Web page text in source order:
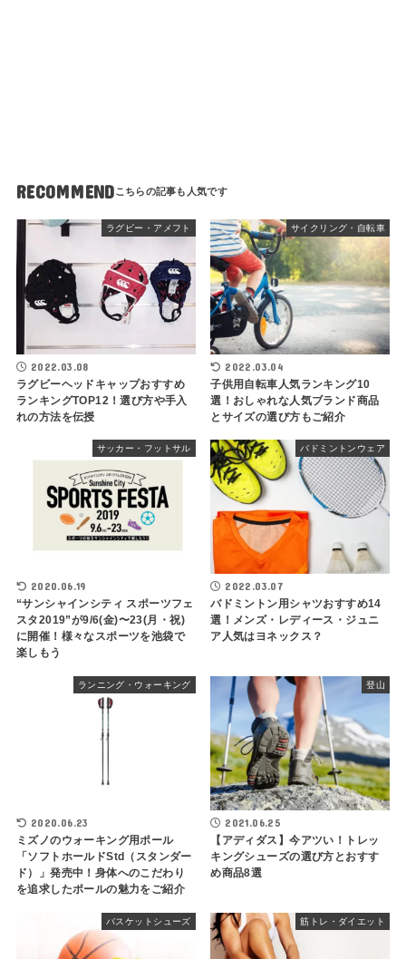
RECOMMEND
ラグビー・アメフト
2022.03.08
ラグビーヘッドキャップおすすめ
ランキングTOP12！選び方や手入
れの方法を伝授
サイクリング・自転車
2022.03.04
子供用自転車人気ランキング10
選！おしゃれな人気ブランド商品
とサイズの選び方もご紹介
サッカー・フットサル
2020.06.19
“サンシャインシティ スポーツフェ
スタ2019”が9/6(金)〜23(月・祝)
に開催！様々なスポーツを池袋で
楽しもう
バドミントンウェア
2022.03.07
バドミントン用シャツおすすめ14
選！メンズ・レディース・ジュニ
ア人気はヨネックス？
ランニング・ウォーキング
2020.06.23
ミズノのウォーキング用ポール
「ソフトホールドStd（スタンダー
ド）」発売中！身体へのこだわり
を追求したポールの魅力をご紹介
登山
2021.06.25
【アディダス】今アツい！トレッ
キングシューズの選び方とおすす
め商品8選
バスケットシューズ 筋トレ・ダイエット